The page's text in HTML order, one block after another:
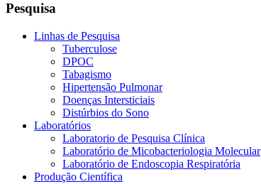
Pesquisa
Linhas de Pesquisa
Tuberculose
DPOC
Tabagismo
Hipertensão Pulmonar
Doenças Intersticiais
Distúrbios do Sono
Laboratórios
Laboratorio de Pesquisa Clínica
Laboratório de Micobacteriologia Molecular
Laboratório de Endoscopia Respiratória
Produção Científica